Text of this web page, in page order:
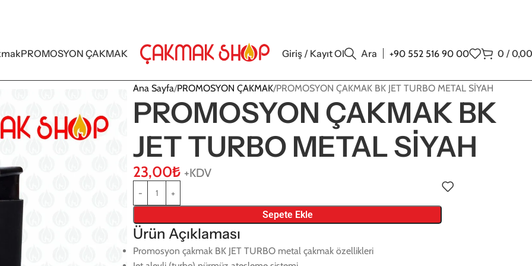
PROMOSYON ÇAKMAK Giriş / Kayıt Ol Ara +90 552 516 90 00 0 /0,00
Ana Sayfa PROMOSYON ÇAKMAK PROMOSYON ÇAKMAK BK JET TURBO METAL SİYAH
PROMOSYON ÇAKMAK BK
JET TURBO METAL SİYAH
23,00₺ +KDV
Sepete Ekle
Ürün Açıklaması
Promosyon çakmak BK JET TURBO metal çakmak özellikleri